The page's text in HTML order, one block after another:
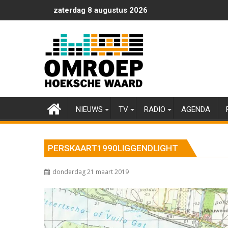
naar
zaterdag 8 augustus 2026
NIEUWS TV RADIO AGENDA
PERSKAART1990LIGGENDLIGHT
donderdag 21 maart 2019